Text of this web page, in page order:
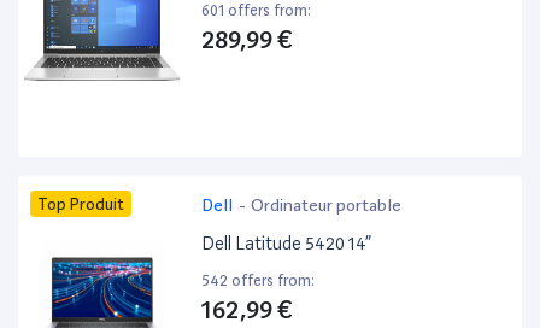
601 offers from:
289,99 €
Top Produit Dell - Ordinateur portable
Dell Latitude 5420 14”
542 offers from:
162,99 €